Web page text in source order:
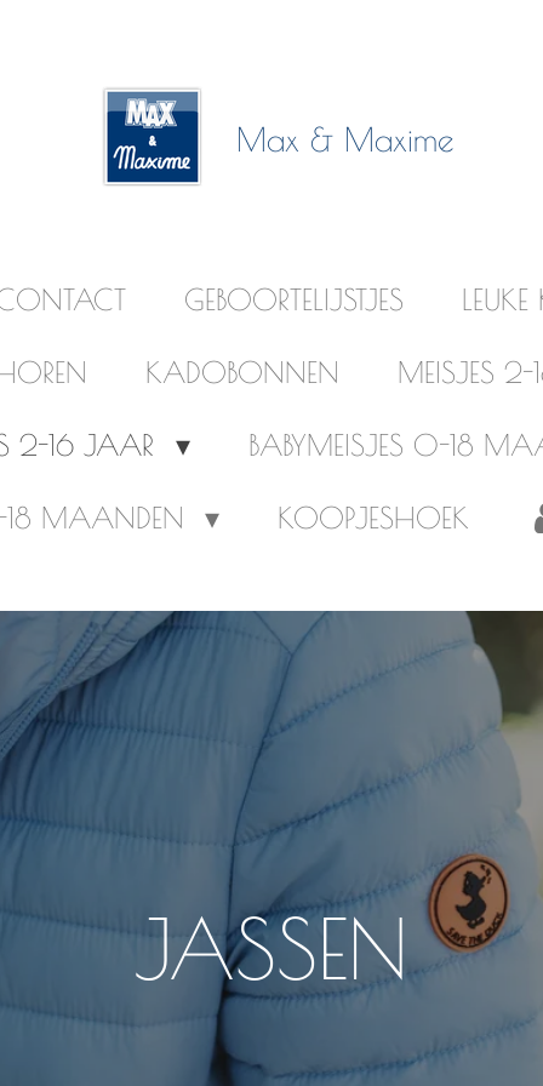
Max & Maxime
GEBOORTELIJSTJES
KADOBONNEN MEISJES
2-16 JAAR BABYMEISJES 0-18
18 MAANDEN KOOPJESHOEK
JASSEN